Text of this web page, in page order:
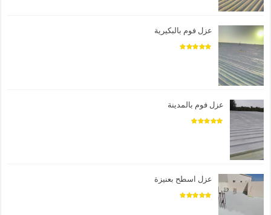
عزل فوم بالبكيرية
عزل فوم بالمدينة
عزل اسطح بعنيزة